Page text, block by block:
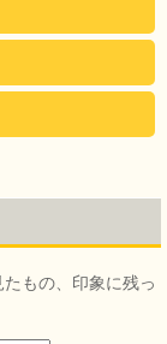
もの、印象に残っ